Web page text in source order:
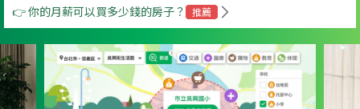
👉 你的月薪可以買多少錢的房子？ 推薦